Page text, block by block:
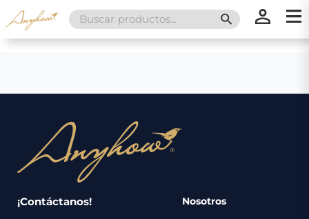
Search
for:
SEARCH
¡Contáctanos! Nosotros
Nosotros
Servicios
Catálogo
Regalos